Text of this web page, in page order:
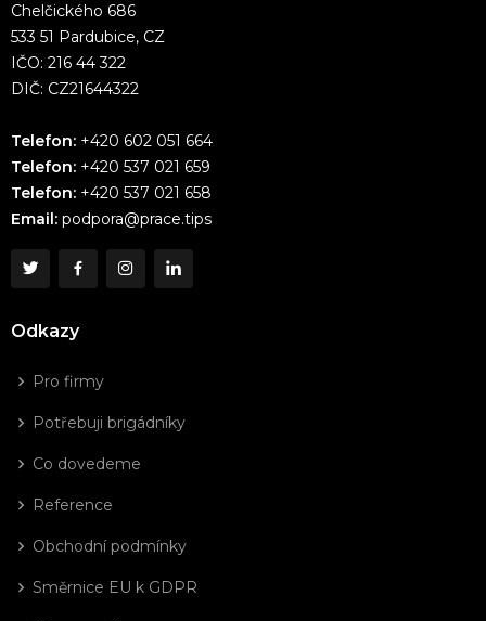
Chelčického 686
533 51 Pardubice, CZ
IČO: 216 44 322
DIČ: CZ21644322
Telefon: +420 602 051 664
Telefon: +420 537 021 659
Telefon: +420 537 021 658
Email: podpora@prace.tips
Odkazy
Pro firmy
Potřebuji brigádníky
Co dovedeme
Reference
Obchodní podmínky
Směrnice EU k GDPR